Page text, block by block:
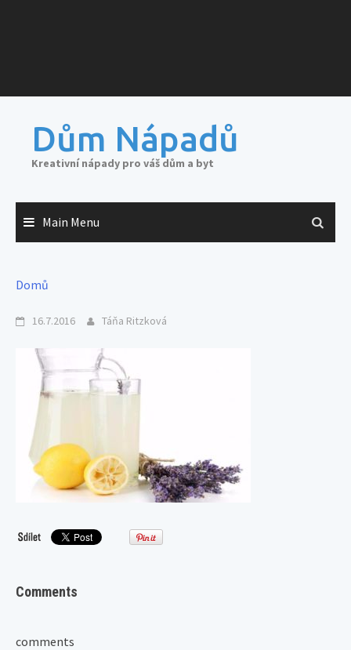
Dům Nápadů
Kreativní nápady pro váš dům a byt
Main Menu
Domů
16.7.2016 Táňa Ritzková
Comments
comments